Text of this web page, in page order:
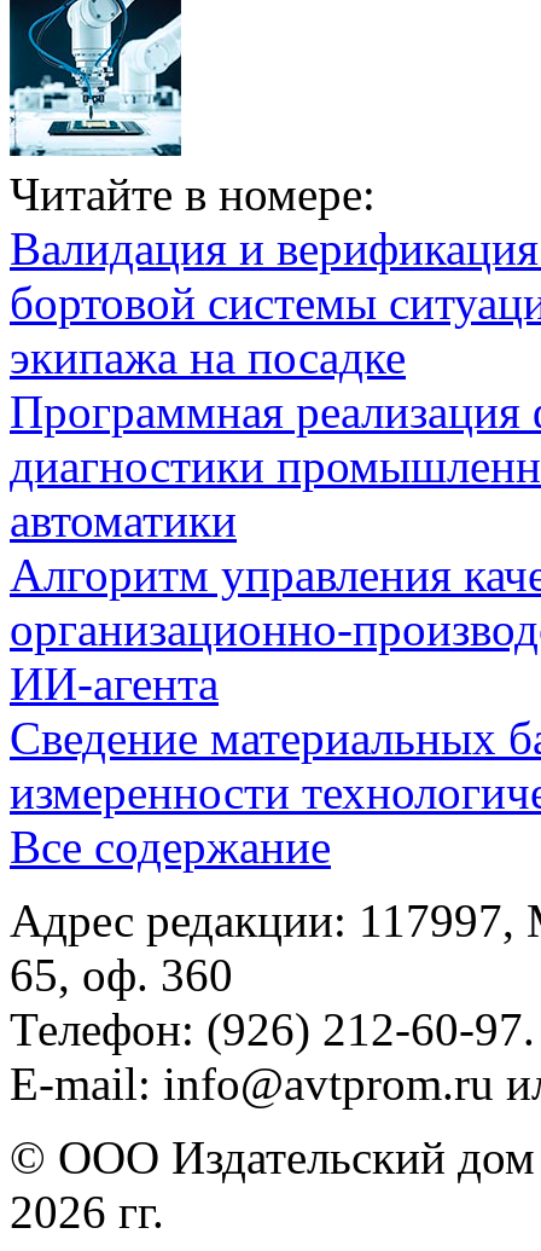
Читайте в номере:
Валидация и
бортовой системы
экипажа на посадке
Программная
диагностики
автоматики
Алгоритм управления
организационно-
ИИ-агента
Сведение материальных
измеренности
Все содержание
Адрес редакции:
65, оф. 360
Телефон: (926) 212-60-97.
E-mail: info@avtprom.ru
© ООО Издательский
2026 гг.